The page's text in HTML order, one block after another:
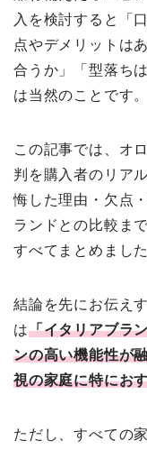
入を検討すると「
点やデメリットは
合うか」「型落ち
は当然のことです。
この記事では、オ
判を購入者のリア
悔した理由・欠点
ランドとの比較ま
すべてまとめました
結論を先にお伝え
は「イタリアブラ
ンの高い機能性が
視の家庭に特にお
ただし、すべての